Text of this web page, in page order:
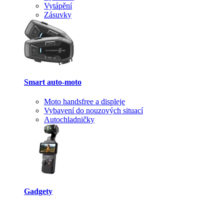
Vytápění
Zásuvky
Smart auto-moto
Moto handsfree a displeje
Vybavení do nouzových situací
Autochladničky
Gadgety